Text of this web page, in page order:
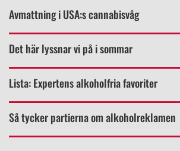
Avmattning i USA:s cannabisvåg
Det här lyssnar vi på i sommar
Lista: Expertens alkoholfria favoriter
Så tycker partierna om alkoholreklamen